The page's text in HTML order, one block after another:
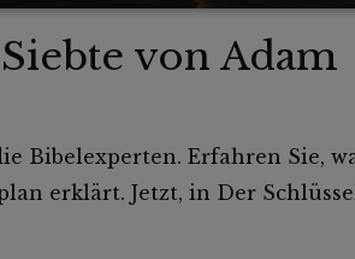
von Adam
Bibelexperten. Erfahren Sie,
erklärt. Jetzt, in Der